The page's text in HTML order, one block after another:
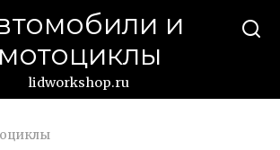
и
мотоциклы
lidworkshop.ru